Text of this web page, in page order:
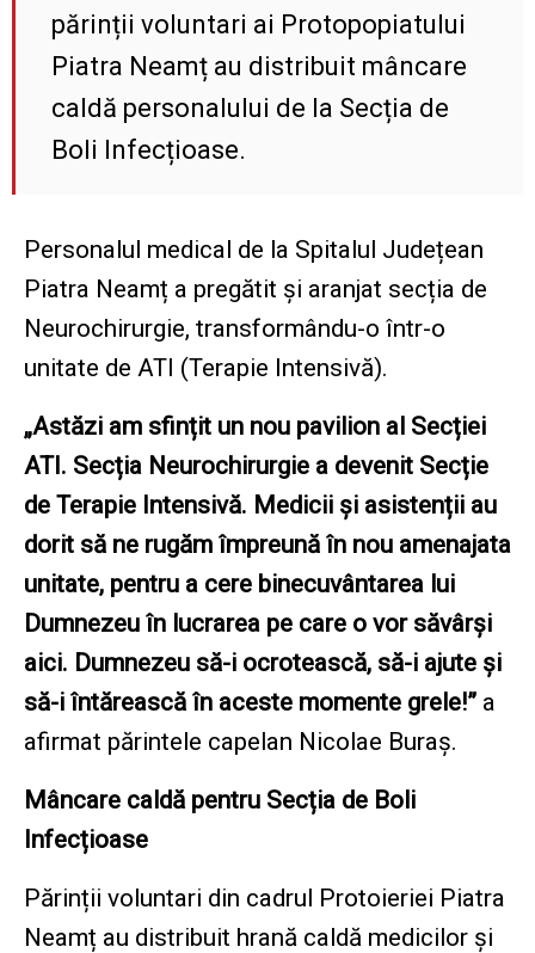
părinții voluntari ai Protopopiatului
Piatra Neamț au distribuit mâncare
caldă personalului de la Secția de
Boli Infecțioase.
Personalul medical de la Spitalul Județean
Piatra Neamț a pregătit și aranjat secția de
Neurochirurgie, transformându-o într-o
unitate de ATI (Terapie Intensivă).
„Astăzi am sfințit un nou pavilion al Secției
ATI. Secția Neurochirurgie a devenit Secție
de Terapie Intensivă. Medicii și asistenții au
dorit să ne rugăm împreună în nou amenajata
unitate, pentru a cere binecuvântarea lui
Dumnezeu în lucrarea pe care o vor săvârși
aici. Dumnezeu să-i ocrotească, să-i ajute și
să-i întărească în aceste momente grele!” a
afirmat părintele capelan Nicolae Buraș.
Mâncare caldă pentru Secția de Boli
Infecțioase
Părinții voluntari din cadrul Protoieriei Piatra
Neamț au distribuit hrană caldă medicilor și